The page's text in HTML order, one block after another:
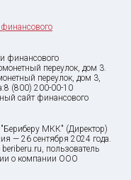
финансового
переулок, дом 3.
переулок, дом 3,
(800) 200-00-10
сайт финансового
МКК" (Директор)
— 26 сентября 2024 года.
пользователь
о компании ООО